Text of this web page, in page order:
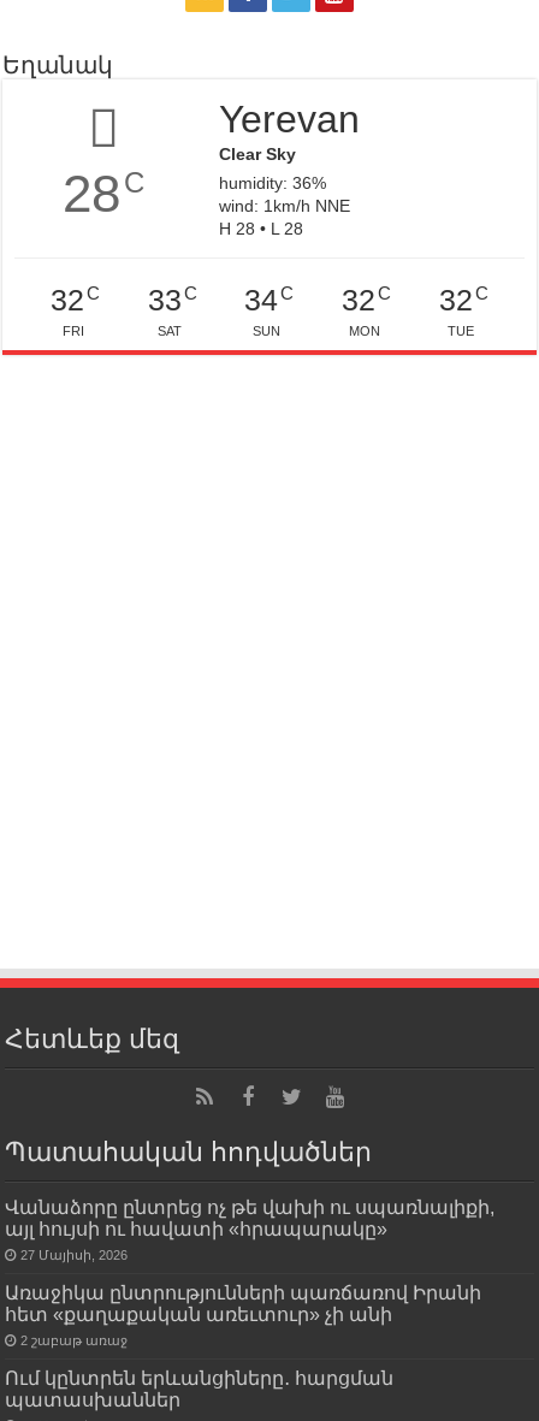
Եղանակ
28C
Yerevan
Clear Sky
humidity: 36%
wind: 1km/h NNE
H 28 • L 28
32C
FRI
33C
SAT
34C
SUN
32C
MON
32C
TUE
Հետևեք մեզ
Պատահական հոդվածներ
Վանաձորը ընտրեց ոչ թե վախի ու սպառնալիքի,
այլ հույսի ու հավատի «հրապարակը»
27 Մայիսի, 2026
Առաջիկա ընտրությունների պառճառով Իրանի
հետ «քաղաքական առեւտուր» չի անի
2 շաբաթ առաջ
Ում կընտրեն երևանցիները․ հարցման
պատասխաններ